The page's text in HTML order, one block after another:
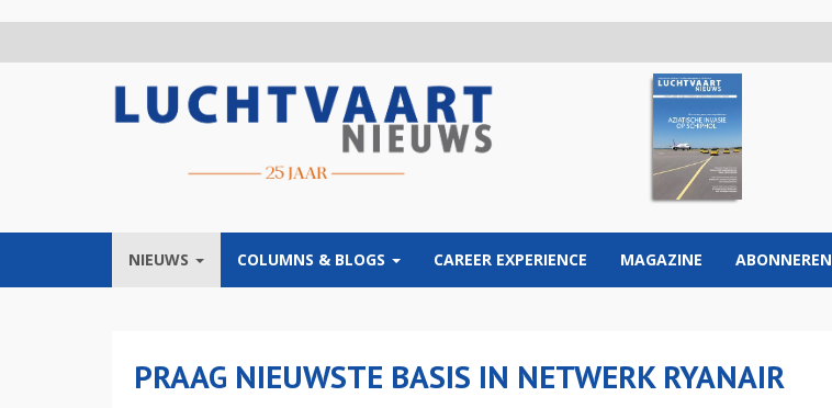
NIEUWS COLUMNS & BLOGS CAREER EXPERIENCE MAGAZINE ABONNEREN
PRAAG NIEUWSTE BASIS IN NETWERK RYANAIR